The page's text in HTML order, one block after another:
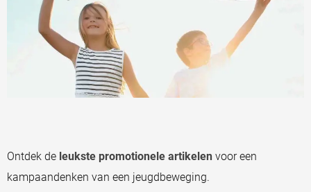
Ontdek de leukste promotionele artikelen voor een
kampaandenken van een jeugdbeweging.